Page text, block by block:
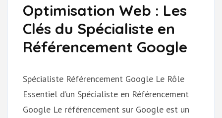
Optimisation Web : Les
Clés du Spécialiste en
Référencement Google
Spécialiste Référencement Google Le Rôle
Essentiel d’un Spécialiste en Référencement
Google Le référencement sur Google est un